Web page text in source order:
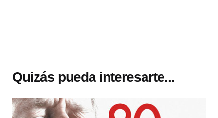
Quizás pueda interesarte...